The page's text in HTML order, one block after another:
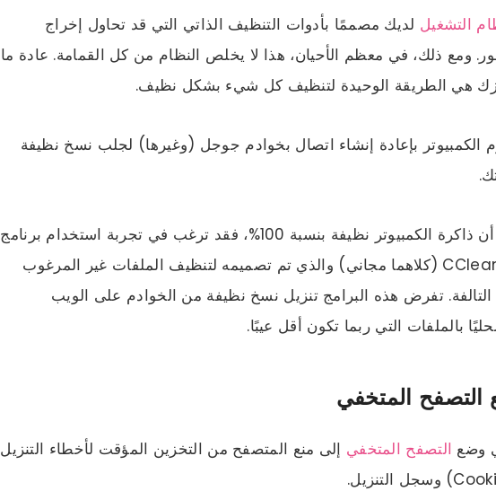
التشغيل لديك مصممًا بأدوات التنظيف الذاتي التي قد تحاول إخراج
ومع ذلك، في معظم الأحيان، هذا لا يخلص النظام من كل القمامة. عادة ما
هي الطريقة الوحيدة لتنظيف كل شيء بشكل نظيف.
الكمبيوتر بإعادة إنشاء اتصال بخوادم جوجل (وغيرها) لجلب نسخ نظيفة
إذا كنت تريد التأكد من أن ذاكرة الكمبيوتر نظيفة بنسبة 100%، فقد ترغب في تجربة استخدام برنامج
مثل Bleachbit أو CCleaner (كلاهما مجاني) والذي تم تصميمه لتنظيف الملفات غير المرغوب
التالفة. تفرض هذه البرامج تنزيل نسخ نظيفة من الخوادم على الويب
بالملفات التي ربما تكون أقل عيبًا.
وضع التصفح المتخفي إلى منع المتصفح من التخزين المؤقت لأخطاء التنزيل